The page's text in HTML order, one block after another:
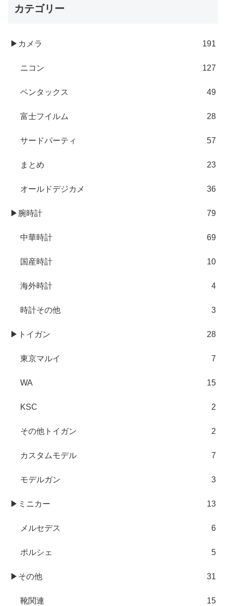
カテゴリー
▶カメラ 191
ニコン 127
ペンタックス 49
富士フイルム 28
サードパーティ 57
まとめ 23
オールドデジカメ 36
▶腕時計 79
中華時計 69
国産時計 10
海外時計 4
時計その他 3
▶トイガン 28
東京マルイ 7
WA 15
KSC 2
その他トイガン 2
カスタムモデル 7
モデルガン 3
▶ミニカー 13
メルセデス 6
ポルシェ 5
▶その他 31
靴関連 15